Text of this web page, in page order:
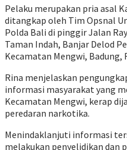
Pelaku merupakan pria asal
ditangkap oleh Tim Opsnal
Polda Bali di pinggir Jalan
Taman Indah, Banjar Delod
Kecamatan Mengwi, Badung,
Rina menjelaskan
informasi masyarakat yang
Kecamatan Mengwi, kerap
peredaran narkotika.
Menindaklanjuti informasi
melakukan penyelidikan dan